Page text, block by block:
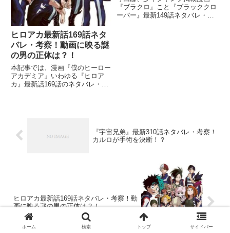
ヒロアカ最新話169話ネタ
バレ・考察！動画に映る謎
の男の正体は？！
本記事では、漫画『僕のヒーロー
アカデミア』いわゆる『ヒロア
カ』最新話169話のネタバレ・考
『ブラクロ』こと『ブラッククロ
ーバー』最新149話ネタバレ・考
『宇宙兄弟』最新310話ネタバレ・考察！
カルロが手術を決断！？
ヒロアカ最新話169話ネタバレ・考察！動
画に映る謎の男の正体は？！
ホーム 検索 トップ サイドバー